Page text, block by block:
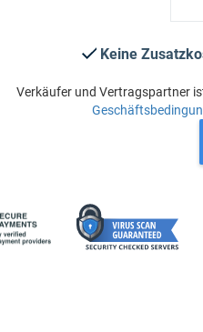
Keine
Verkäufer und Vertragspartner